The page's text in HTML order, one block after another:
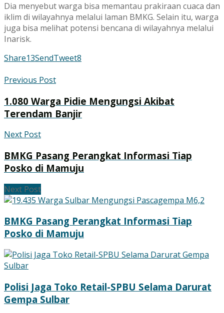
Dia menyebut warga bisa memantau prakiraan cuaca dan
iklim di wilayahnya melalui laman BMKG. Selain itu, warga
juga bisa melihat potensi bencana di wilayahnya melalui
Inarisk.
Share13SendTweet8
Previous Post
1.080 Warga Pidie Mengungsi Akibat
Terendam Banjir
Next Post
BMKG Pasang Perangkat Informasi Tiap
Posko di Mamuju
Next Post
BMKG Pasang Perangkat Informasi Tiap
Posko di Mamuju
Polisi Jaga Toko Retail-SPBU Selama Darurat
Gempa Sulbar